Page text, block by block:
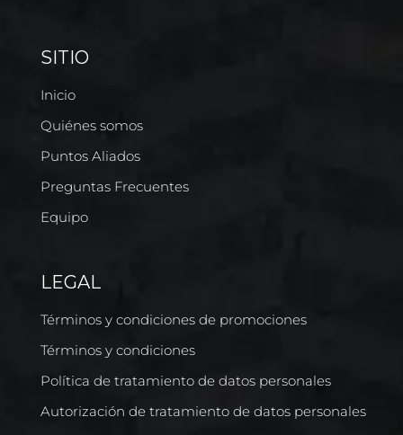
SITIO
Inicio
Quiénes somos
Puntos Aliados
Preguntas Frecuentes
Equipo
LEGAL
Términos y condiciones de promociones
Términos y condiciones
Política de tratamiento de datos personales
Autorización de tratamiento de datos personales